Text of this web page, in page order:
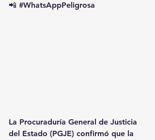
📲 #WhatsAppPeligrosa
La Procuraduría General de Justicia
del Estado (PGJE) confirmó que la